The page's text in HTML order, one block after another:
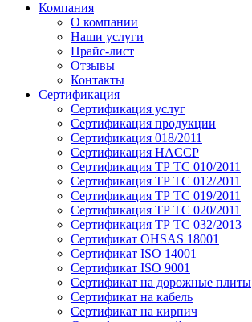
Компания
О компании
Наши услуги
Прайс-лист
Отзывы
Контакты
Сертификация
Сертификация услуг
Сертификация продукции
Сертификация 018/2011
Сертификация HACCP
Сертификация ТР ТС 010/2011
Сертификация ТР ТС 012/2011
Сертификация ТР ТС 019/2011
Сертификация ТР ТС 020/2011
Сертификация ТР ТС 032/2013
Сертификат OHSAS 18001
Сертификат ISO 14001
Сертификат ISO 9001
Сертификат на дорожные плиты
Сертификат на кабель
Сертификат на кирпич